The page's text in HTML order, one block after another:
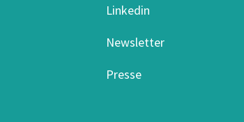
Linkedin
Newsletter
Presse